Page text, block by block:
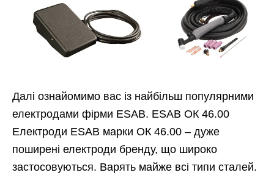
Далі ознайомимо вас із найбільш популярними
електродами фірми ESAB. ESAB ОК 46.00
Електроди ESAB марки ОК 46.00 – дуже
поширені електроди бренду, що широко
застосовуються. Варять майже всі типи сталей.